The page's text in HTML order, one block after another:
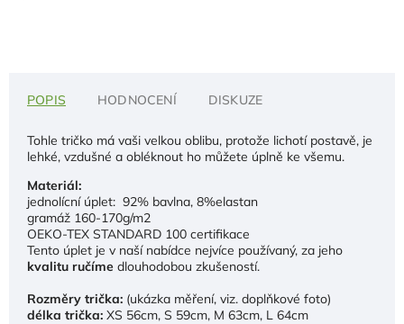
POPIS HODNOCENÍ DISKUZE
Tohle tričko má vaši velkou oblibu, protože lichotí postavě, je
lehké, vzdušné a obléknout ho můžete úplně ke všemu.
Materiál:
jednolícní úplet: 92% bavlna, 8%elastan
gramáž 160-170g/m2
OEKO-TEX STANDARD 100 certifikace
Tento úplet je v naší nabídce nejvíce používaný, za jeho
kvalitu ručíme dlouhodobou zkušeností.
Rozměry trička: (ukázka měření, viz. doplňkové foto)
délka trička: XS 56cm, S 59cm, M 63cm, L 64cm